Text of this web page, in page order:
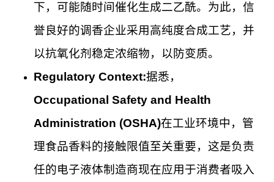
下，可能随时间催化生成二乙酰。为此，信
誉良好的调香企业采用高纯度合成工艺，并
以抗氧化剂稳定浓缩物，以防变质。
Regulatory Context:据悉，
Occupational Safety and Health
Administration (OSHA)在工业环境中，管
理食品香料的接触限值至关重要，这是负责
任的电子液体制造商现在应用于消费者吸入